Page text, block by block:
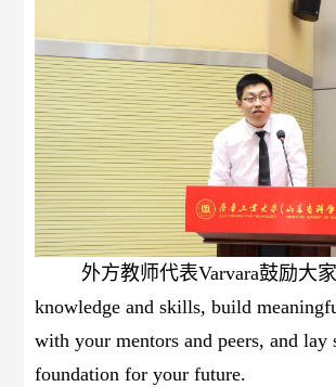
外方教师代表Varvara鼓励大家
knowledge and skills, build
with your mentors and peers, and lay
foundation for your future.